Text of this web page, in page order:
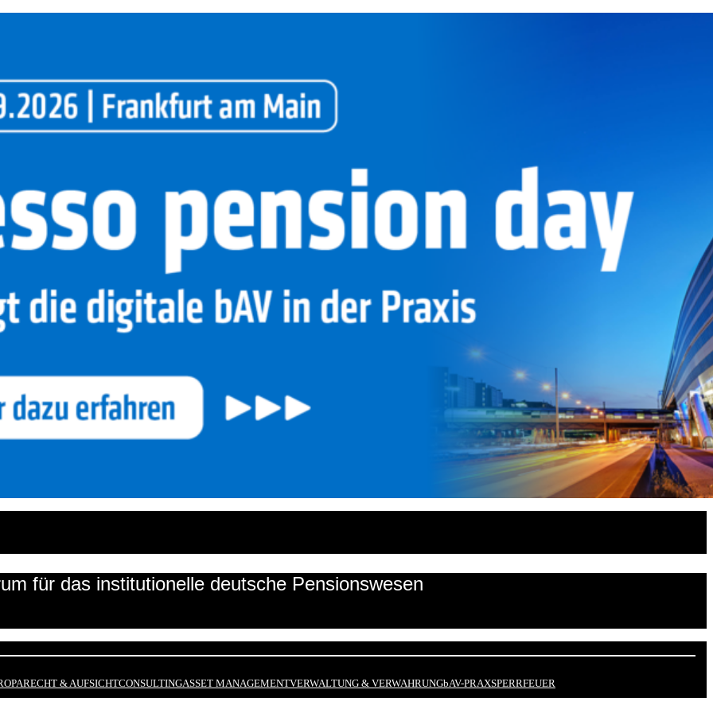
für das institutionelle deutsche Pensionswesen
RECHT & AUFSICHTCONSULTINGASSET MANAGEMENTVERWALTUNG & VERWAHRUNGbAV-PRAXSPERRFEUER